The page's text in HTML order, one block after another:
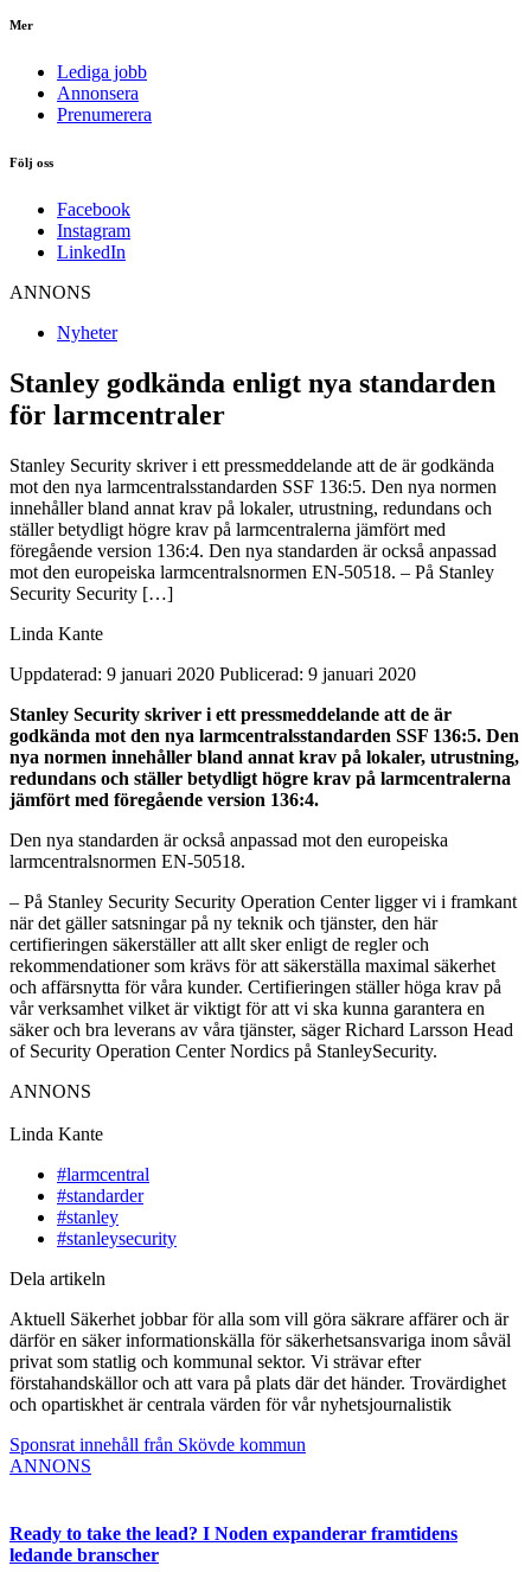
Mer
Lediga jobb
Annonsera
Prenumerera
Följ oss
Facebook
Instagram
LinkedIn
ANNONS
Nyheter
Stanley godkända enligt nya standarden
för larmcentraler
Stanley Security skriver i ett pressmeddelande att de är godkända
mot den nya larmcentralsstandarden SSF 136:5. Den nya normen
innehåller bland annat krav på lokaler, utrustning, redundans och
ställer betydligt högre krav på larmcentralerna jämfört med
föregående version 136:4. Den nya standarden är också anpassad
mot den europeiska larmcentralsnormen EN-50518. – På Stanley
Security Security […]
Linda Kante
Uppdaterad: 9 januari 2020 Publicerad: 9 januari 2020
Stanley Security skriver i ett pressmeddelande att de är
godkända mot den nya larmcentralsstandarden SSF 136:5. Den
nya normen innehåller bland annat krav på lokaler, utrustning,
redundans och ställer betydligt högre krav på larmcentralerna
jämfört med föregående version 136:4.
Den nya standarden är också anpassad mot den europeiska
larmcentralsnormen EN-50518.
– På Stanley Security Security Operation Center ligger vi i framkant
när det gäller satsningar på ny teknik och tjänster, den här
certifieringen säkerställer att allt sker enligt de regler och
rekommendationer som krävs för att säkerställa maximal säkerhet
och affärsnytta för våra kunder. Certifieringen ställer höga krav på
vår verksamhet vilket är viktigt för att vi ska kunna garantera en
säker och bra leverans av våra tjänster, säger Richard Larsson Head
of Security Operation Center Nordics på StanleySecurity.
ANNONS
Linda Kante
#larmcentral
#standarder
#stanley
#stanleysecurity
Dela artikeln
Aktuell Säkerhet jobbar för alla som vill göra säkrare affärer och är
därför en säker informationskälla för säkerhetsansvariga inom såväl
privat som statlig och kommunal sektor. Vi strävar efter
förstahandskällor och att vara på plats där det händer. Trovärdighet
och opartiskhet är centrala värden för vår nyhetsjournalistik
Sponsrat innehåll från Skövde kommun
ANNONS
Ready to take the lead? I Noden expanderar framtidens
ledande branscher